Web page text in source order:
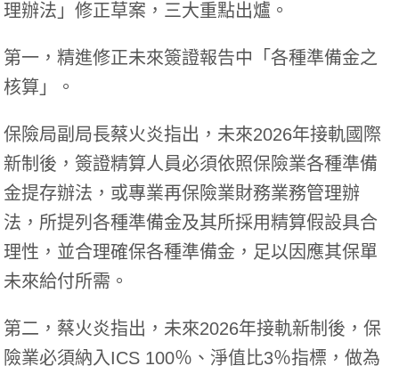
理辦法」修正草案，三大重點出爐。
第一，精進修正未來簽證報告中「各種準備金之
核算」。
保險局副局長蔡火炎指出，未來2026年接軌國際
新制後，簽證精算人員必須依照保險業各種準備
金提存辦法，或專業再保險業財務業務管理辦
法，所提列各種準備金及其所採用精算假設具合
理性，並合理確保各種準備金，足以因應其保單
未來給付所需。
第二，蔡火炎指出，未來2026年接軌新制後，保
險業必須納入ICS 100％、淨值比3％指標，做為